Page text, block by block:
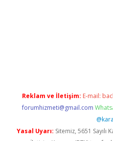
Reklam ve İletişim: E-mail:
forumhizmeti@gmail.com
Yasal Uyarı: Sitemiz, 5651